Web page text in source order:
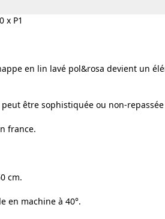
x P1
en lin lavé pol&rosa devient un
peut être sophistiquée ou non-
france.
cm.
en machine à 40°.